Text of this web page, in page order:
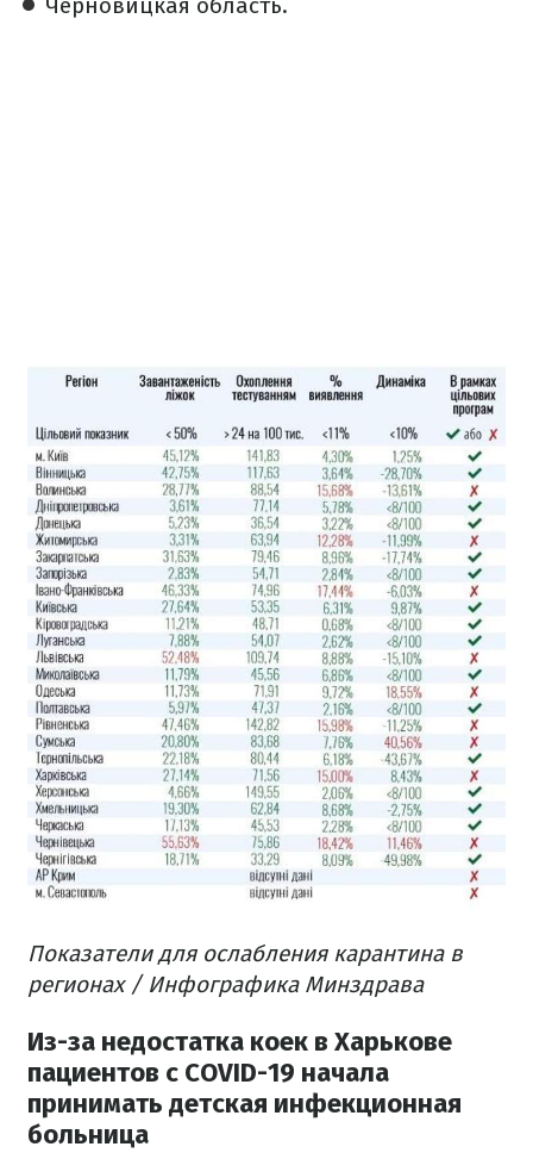
Черновицкая область.
Показатели для ослабления карантина в
регионах / Инфографика Минздрава
Из-за недостатка коек в Харькове
пациентов с COVID-19 начала
принимать детская инфекционная
больница